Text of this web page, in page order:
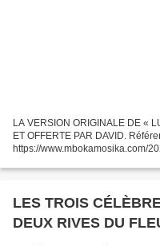
LA VERSION ORIGINALE DE «
ET OFFERTE PAR DAVID.
https://www.mbokamosika.com/
KELE PIDINA de Sam
LES TROIS
DEUX RIVES DU